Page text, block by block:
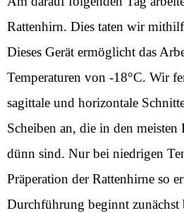
Rattenhirn. Dies taten wir
Dieses Gerät ermöglicht das
Temperaturen von -18°C. Wir
sagittale und horizontale
Scheiben an, die in den
dünn sind. Nur bei niedrigen
Präperation der Rattenhirne so
Durchführung beginnt zunächst